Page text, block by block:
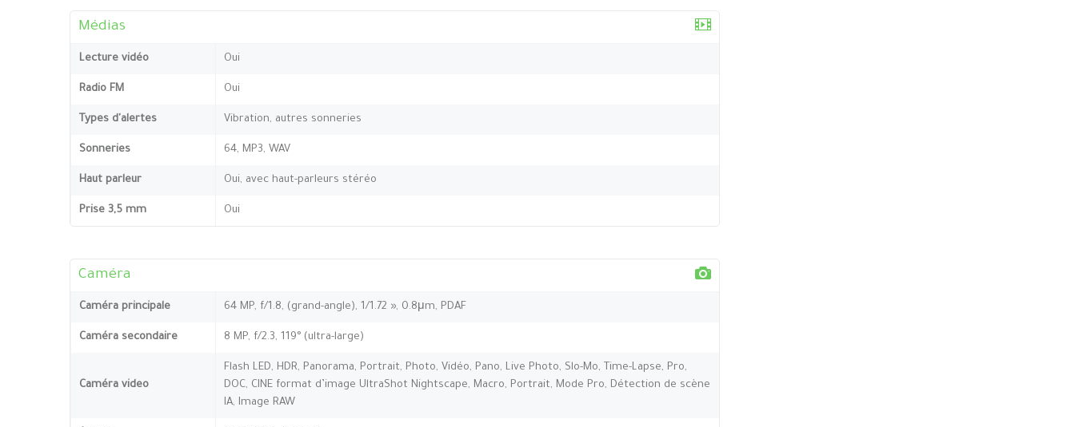
Médias
Lecture vidéo Oui
Radio FM Oui
Types d'alertes Vibration, autres sonneries
Sonneries 64, MP3, WAV
Haut parleur Oui, avec haut-parleurs stéréo
Prise 3,5 mm Oui
Caméra
Caméra principale 64 MP, f/1.8, (grand-angle), 1/1.72 », 0.8μm, PDAF
Caméra secondaire 8 MP, f/2.3, 119° (ultra-large)
Caméra video
Flash LED, HDR, Panorama, Portrait, Photo, Vidéo, Pano, Live Photo, Slo-Mo, Time-Lapse, Pro,
DOC, CINE format d’image UltraShot Nightscape, Macro, Portrait, Mode Pro, Détection de scène
IA, Image RAW